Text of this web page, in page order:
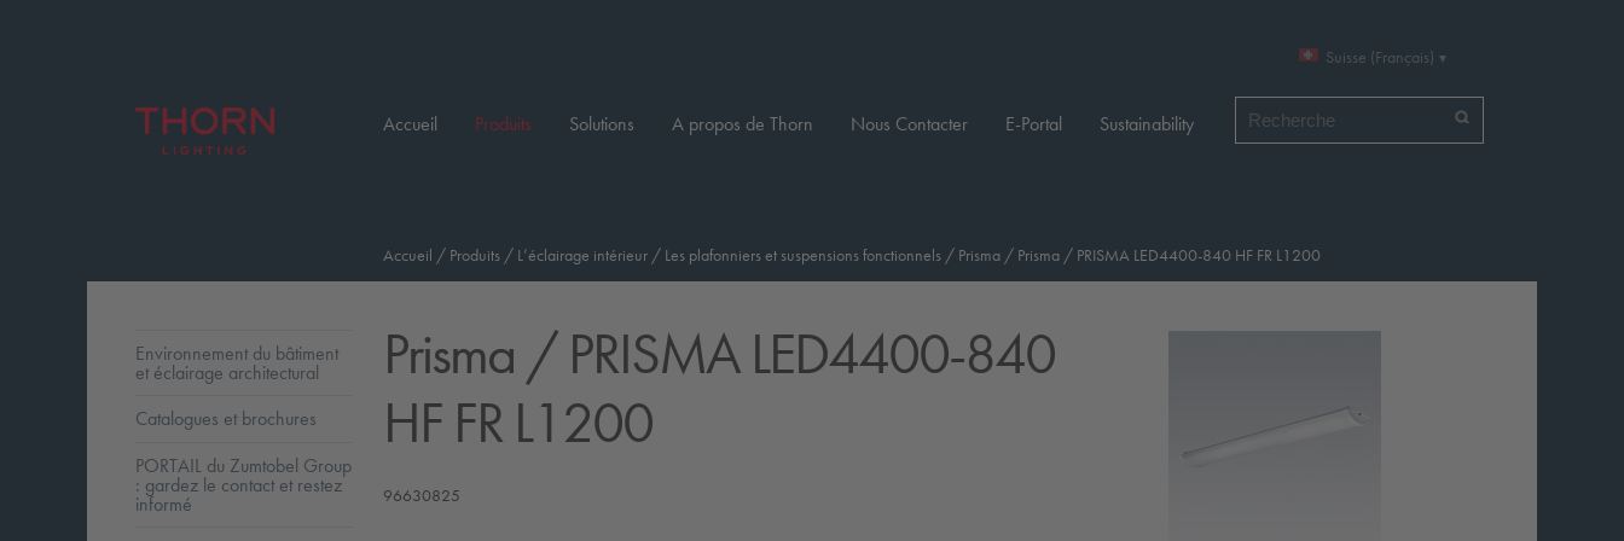
Suisse (Français)
Accueil Produits Solutions A propos de Thorn Nous Contacter E-Portal Sustainability
Accueil / Produits / L’éclairage intérieur / Les plafonniers et suspensions fonctionnels / Prisma / Prisma / PRISMA LED4400-840 HF FR L1200
Prisma / PRISMA LED4400-840
HF FR L1200
96630825
Environnement du bâtiment
et éclairage architectural
Catalogues et brochures
PORTAIL du Zumtobel Group
: gardez le contact et restez
informé